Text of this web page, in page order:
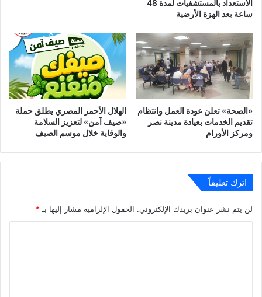
الاستعداد بالمستشفيات لمدة 48
ساعة بعد الهزة الأرضية
‎«الصحة» تعلن عودة العمل وانتظام
تقديم الخدمات بعيادة مدينة نصر
ومركز الأورام
الهلال الأحمر المصري يطلق حملة
«صيف آمن» لتعزيز السلامة
والوقاية خلال موسم الصيف
اترك تعليقاً
لن يتم نشر عنوان بريدك الإلكتروني. الحقول الإلزامية مشار إليها بـ*